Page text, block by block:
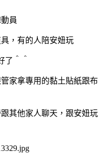
員
，有的人陪安妞玩
了＾＾
家拿專用的黏土貼紙跟布
其他家人聊天，跟安妞玩